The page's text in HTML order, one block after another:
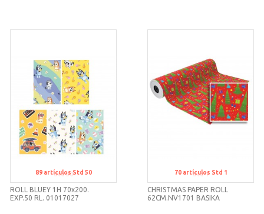
Std 50
ROLL BLUEY 1H 70x200.
EXP.50 RL. 01017027
89 artículosStd 50 Std 1
CHRISTMAS PAPER ROLL
62CM.NV1701 BASIKA
70 artículos Std 1